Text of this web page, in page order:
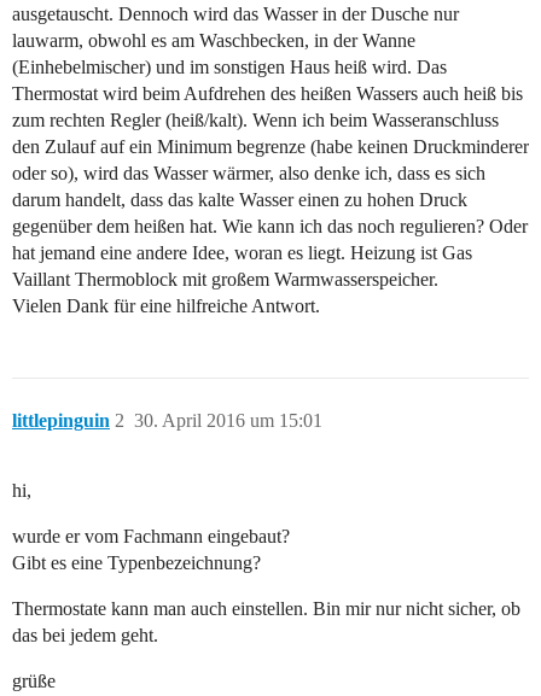
ausgetauscht. Dennoch wird das Wasser in der Dusche nur
lauwarm, obwohl es am Waschbecken, in der Wanne
(Einhebelmischer) und im sonstigen Haus heiß wird. Das
Thermostat wird beim Aufdrehen des heißen Wassers auch heiß bis
zum rechten Regler (heiß/kalt). Wenn ich beim Wasseranschluss
den Zulauf auf ein Minimum begrenze (habe keinen Druckminderer
oder so), wird das Wasser wärmer, also denke ich, dass es sich
darum handelt, dass das kalte Wasser einen zu hohen Druck
gegenüber dem heißen hat. Wie kann ich das noch regulieren? Oder
hat jemand eine andere Idee, woran es liegt. Heizung ist Gas
Vaillant Thermoblock mit großem Warmwasserspeicher.
Vielen Dank für eine hilfreiche Antwort.
littlepinguin 30. April 2016 um 15:01
2
hi,
wurde er vom Fachmann eingebaut?
Gibt es eine Typenbezeichnung?
Thermostate kann man auch einstellen. Bin mir nur nicht sicher, ob
das bei jedem geht.
grüße